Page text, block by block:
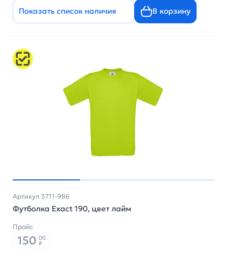
Показать список наличия В корзину
Артикул 3711-986
Футболка Exact 190, цвет лайм
Прайс
150 00
₽